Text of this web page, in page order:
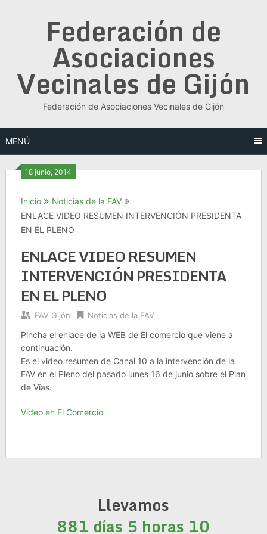
Federación de
Asociaciones
Vecinales de Gijón
Federación de Asociaciones Vecinales de Gijón
MENÚ
18 junio, 2014
Inicio
Noticias de la FAV
ENLACE VIDEO RESUMEN INTERVENCIÓN PRESIDENTA
EN EL PLENO
ENLACE VIDEO RESUMEN
INTERVENCIÓN PRESIDENTA
EN EL PLENO
FAV Gijón Noticias de la FAV
Pincha el enlace de la WEB de El comercio que viene a
continuación.
Es el video resumen de Canal 10 a la intervención de la
FAV en el Pleno del pasado lunes 16 de junio sobre el Plan
de Vías.
Video en El Comercio
Llevamos
881 días 5 horas 10